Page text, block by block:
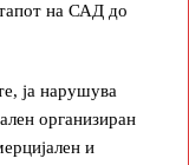
на САД до
ја нарушува
организиран
и